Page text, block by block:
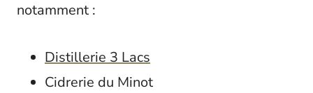
notamment :
Distillerie 3 Lacs
Cidrerie du Minot